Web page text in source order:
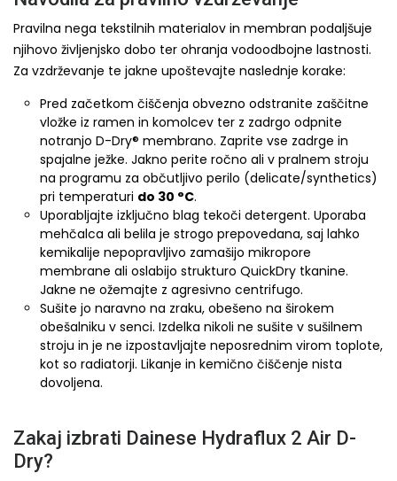
Pravilna nega tekstilnih materialov in membran podaljšuje
njihovo življenjsko dobo ter ohranja vodoodbojne lastnosti.
Za vzdrževanje te jakne upoštevajte naslednje korake:
Pred začetkom čiščenja obvezno odstranite zaščitne
vložke iz ramen in komolcev ter z zadrgo odpnite
notranjo D-Dry® membrano. Zaprite vse zadrge in
spajalne ježke. Jakno perite ročno ali v pralnem stroju
na programu za občutljivo perilo (delicate/synthetics)
pri temperaturi do 30 °C.
Uporabljajte izključno blag tekoči detergent. Uporaba
mehčalca ali belila je strogo prepovedana, saj lahko
kemikalije nepopravljivo zamašijo mikropore
membrane ali oslabijo strukturo QuickDry tkanine.
Jakne ne ožemajte z agresivno centrifugo.
Sušite jo naravno na zraku, obešeno na širokem
obešalniku v senci. Izdelka nikoli ne sušite v sušilnem
stroju in je ne izpostavljajte neposrednim virom toplote,
kot so radiatorji. Likanje in kemično čiščenje nista
dovoljena.
Zakaj izbrati Dainese Hydraflux 2 Air D-
Dry?